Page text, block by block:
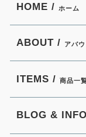
HOME / ホーム
ABOUT / アバウ
ITEMS / 商品一
BLOG &